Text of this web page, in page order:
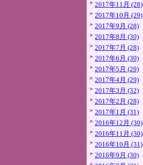
2017年11月 (28)
2017年10月 (29)
2017年9月 (28)
2017年8月 (30)
2017年7月 (28)
2017年6月 (30)
2017年5月 (29)
2017年4月 (29)
2017年3月 (32)
2017年2月 (28)
2017年1月 (31)
2016年12月 (30)
2016年11月 (30)
2016年10月 (31)
2016年9月 (30)